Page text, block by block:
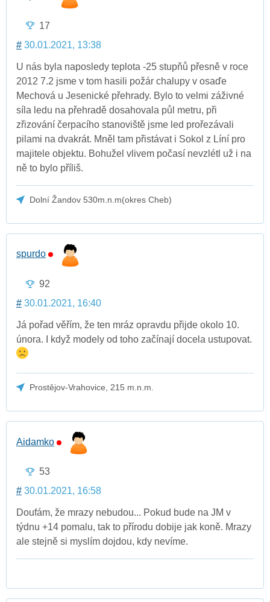
17
# 30.01.2021, 13:38
U nás byla naposledy teplota -25 stupňů přesně v roce
2012 7.2 jsme v tom hasili požár chalupy v osaďe
Mechová u Jesenické přehrady. Bylo to velmi záživné
síla ledu na přehradě dosahovala půl metru, při
zřizování čerpacího stanoviště jsme led prořezávali
pilami na dvakrát. Mněl tam přistávat i Sokol z Líní pro
majitele objektu. Bohužel vlivem počasí nevzlétl už i na
ně to bylo příliš.
Dolní Žandov 530m.n.m(okres Cheb)
spurdo
92
# 30.01.2021, 16:40
Já pořad věřím, že ten mráz opravdu přijde okolo 10.
února. I když modely od toho začínají docela ustupovat.
Prostějov-Vrahovice, 215 m.n.m.
Aidamko
53
# 30.01.2021, 16:58
Doufám, že mrazy nebudou... Pokud bude na JM v
týdnu +14 pomalu, tak to přírodu dobije jak koně. Mrazy
ale stejně si myslím dojdou, kdy nevíme.